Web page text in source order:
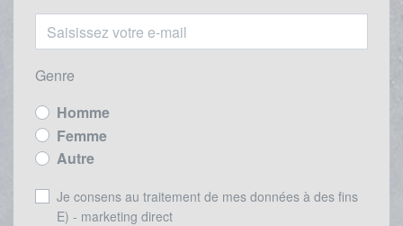
Genre
Homme
Femme
Autre
Je consens au traitement de mes données à des fins
E) - marketing direct